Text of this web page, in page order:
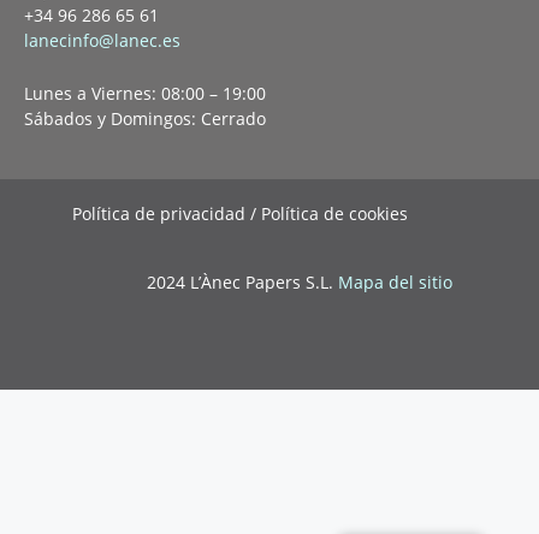
+34 96 286 65 61
lanecinfo@lanec.es
Lunes a Viernes: 08:00 – 19:00
Sábados y Domingos: Cerrado
Política de privacidad / Política de cookies
2024 L’Ànec Papers S.L. Mapa del sitio